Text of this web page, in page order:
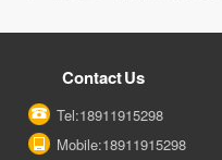
Contact Us
Tel:18911915298
Mobile:18911915298